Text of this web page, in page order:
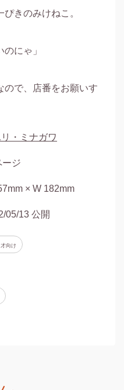
きのみけねこ。
にゃ」
ので、店番をお願いす
・ミナガワ
ージ
× W 182mm
05/13 公開
才向け